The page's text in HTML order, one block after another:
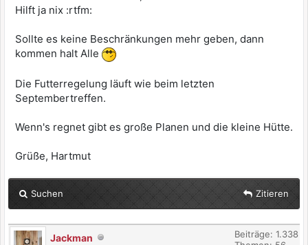
Hilft ja nix :rtfm:
Sollte es keine Beschränkungen mehr geben, dann
kommen halt Alle
Die Futterregelung läuft wie beim letzten
Septembertreffen.
Wenn's regnet gibt es große Planen und die kleine Hütte.
Grüße, Hartmut
Suchen Zitieren
Jackman
Beiträge: 1.338